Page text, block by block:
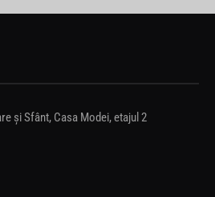
și Sfânt, Casa Modei, etajul 2